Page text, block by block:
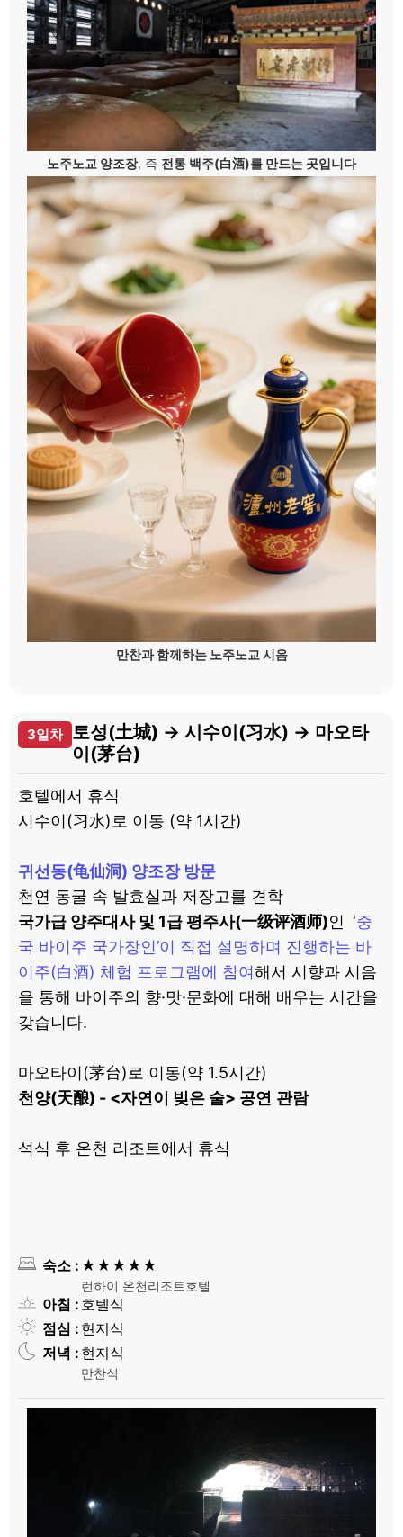
노주노교 양조장, 즉 전통 백주(白酒)를 만드는 곳입니다
만찬과 함께하는 노주노교 시음
3일차 토성(土城) → 시수이(习水) → 마오타
이(茅台)
호텔에서 휴식
시수이(习水)로 이동 (약 1시간)
귀선동(龟仙洞) 양조장 방문
천연 동굴 속 발효실과 저장고를 견학
국가급 양주대사 및 1급 평주사(一级评酒师)인 ‘중
국 바이주 국가장인’이 직접 설명하며 진행하는 바
이주(白酒) 체험 프로그램에 참여해서 시향과 시음
을 통해 바이주의 향·맛·문화에 대해 배우는 시간을
갖습니다.
마오타이(茅台)로 이동(약 1.5시간)
천양(天酿) - <자연이 빚은 술> 공연 관람
석식 후 온천 리조트에서 휴식
숙소 ★★★★★
런하이 온천리조트호텔
아침
호텔식
점심
현지식
저녁
현지식
만찬식